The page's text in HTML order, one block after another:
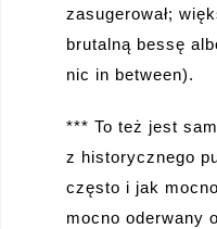
zasugerował;
brutalną bessę
nic in between).
*** To też jest
z historycznego
często i jak
mocno oderwany